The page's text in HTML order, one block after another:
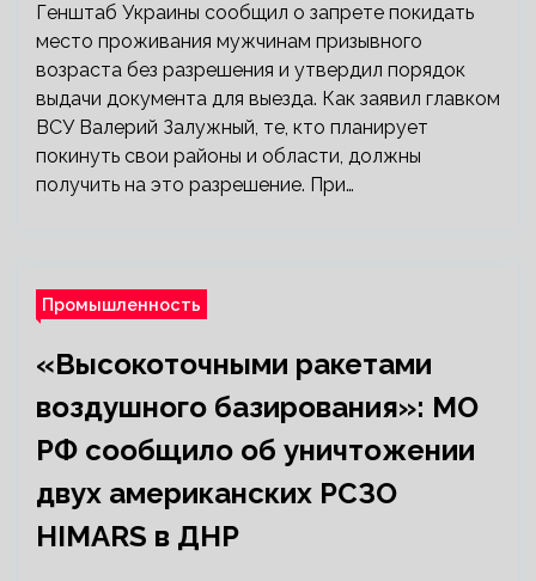
Генштаб Украины сообщил о запрете покидать
место проживания мужчинам призывного
возраста без разрешения и утвердил порядок
выдачи документа для выезда. Как заявил главком
ВСУ Валерий Залужный, те, кто планирует
покинуть свои районы и области, должны
получить на это разрешение. При…
Промышленность
«Высокоточными ракетами
воздушного базирования»: МО
РФ сообщило об уничтожении
двух американских РСЗО
HIMARS в ДНР